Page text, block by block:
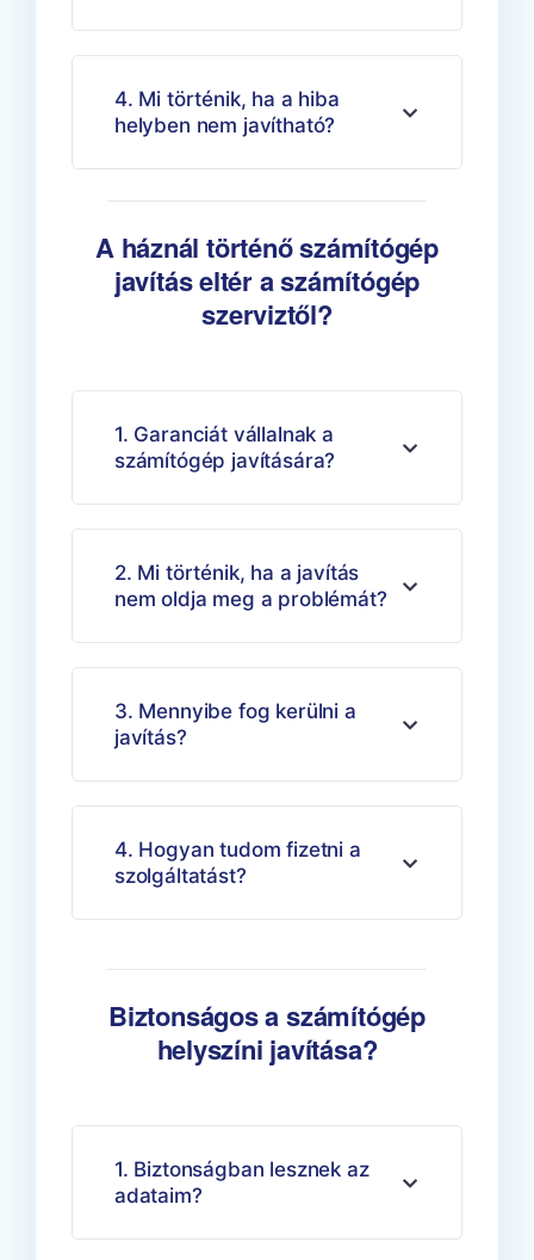
4. Mi történik, ha a hiba
helyben nem javítható?
A háznál történő számítógép
javítás eltér a számítógép
szerviztől?
1. Garanciát vállalnak a
számítógép javítására?
2. Mi történik, ha a javítás
nem oldja meg a problémát?
3. Mennyibe fog kerülni a
javítás?
4. Hogyan tudom fizetni a
szolgáltatást?
Biztonságos a számítógép
helyszíni javítása?
1. Biztonságban lesznek az
adataim?